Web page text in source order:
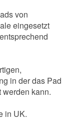
von
eingesetzt
in der das Pad
kann.
in UK.